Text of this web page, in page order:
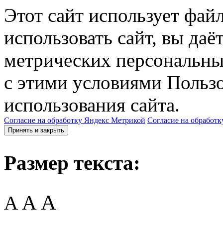
Этот сайт использует
использовать сайт, вы
метрических
с этими условиями
использования сайта.
Согласие на обработку Яндекс Метрикой Согласие на
Принять и закрыть
Размер текста:
A AA